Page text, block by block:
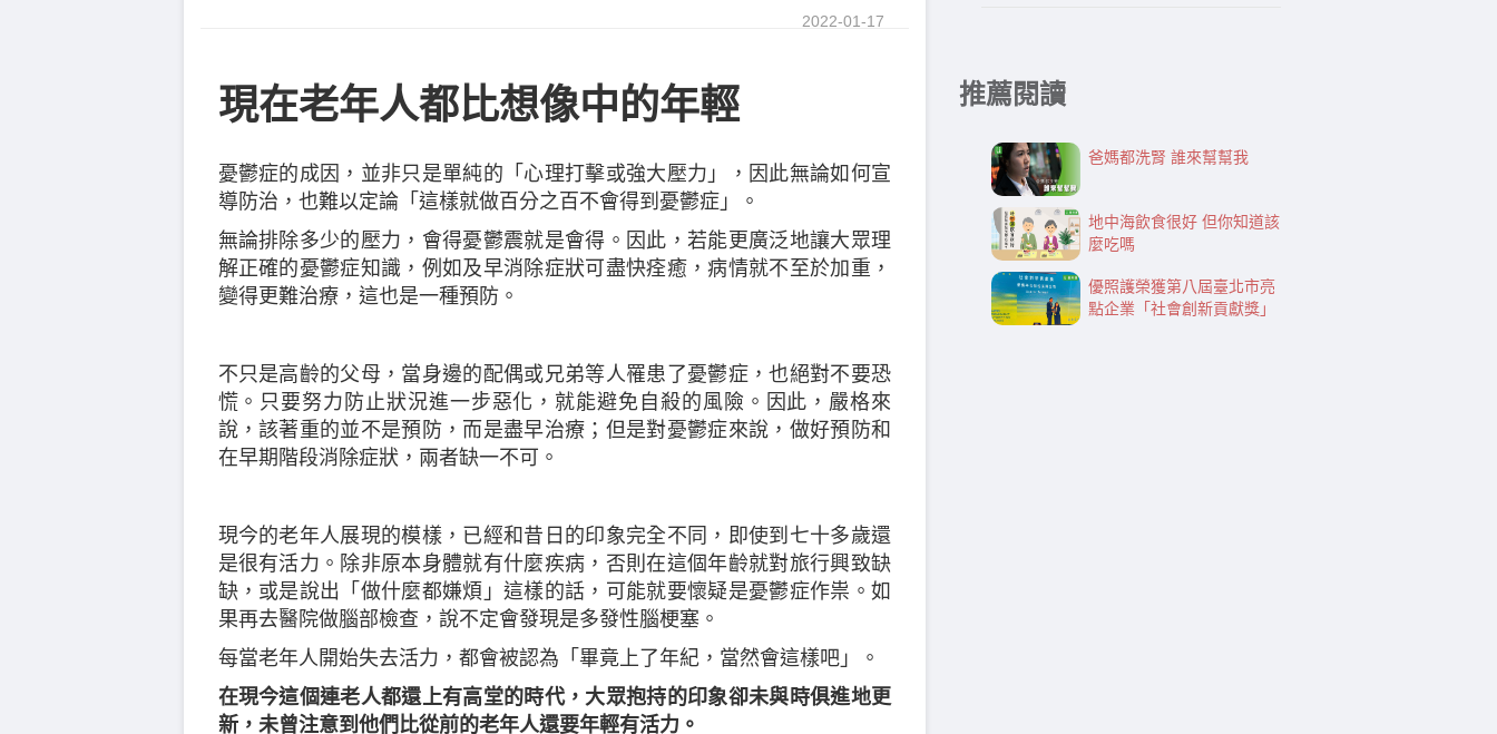
2022-01-17
現在老年人都比想像中的年輕
憂鬱症的成因，並非只是單純的「心理打擊或強大壓力」，因此無論如何宣
導防治，也難以定論「這樣就做百分之百不會得到憂鬱症」。
無論排除多少的壓力，會得憂鬱震就是會得。因此，若能更廣泛地讓大眾理
解正確的憂鬱症知識，例如及早消除症狀可盡快痊癒，病情就不至於加重，
變得更難治療，這也是一種預防。
不只是高齡的父母，當身邊的配偶或兄弟等人罹患了憂鬱症，也絕對不要恐
慌。只要努力防止狀況進一步惡化，就能避免自殺的風險。因此，嚴格來
說，該著重的並不是預防，而是盡早治療；但是對憂鬱症來說，做好預防和
在早期階段消除症狀，兩者缺一不可。
現今的老年人展現的模樣，已經和昔日的印象完全不同，即使到七十多歲還
是很有活力。除非原本身體就有什麼疾病，否則在這個年齡就對旅行興致缺
缺，或是說出「做什麼都嫌煩」這樣的話，可能就要懷疑是憂鬱症作祟。如
果再去醫院做腦部檢查，說不定會發現是多發性腦梗塞。
每當老年人開始失去活力，都會被認為「畢竟上了年紀，當然會這樣吧」。
在現今這個連老人都還上有高堂的時代，大眾抱持的印象卻未與時俱進地更
新，未曾注意到他們比從前的老年人還要年輕有活力。
推薦閱讀
爸媽都洗腎 誰來幫幫我
地中海飲食很好 但你知道該
麼吃嗎
優照護榮獲第八屆臺北市亮
點企業「社會創新貢獻獎」